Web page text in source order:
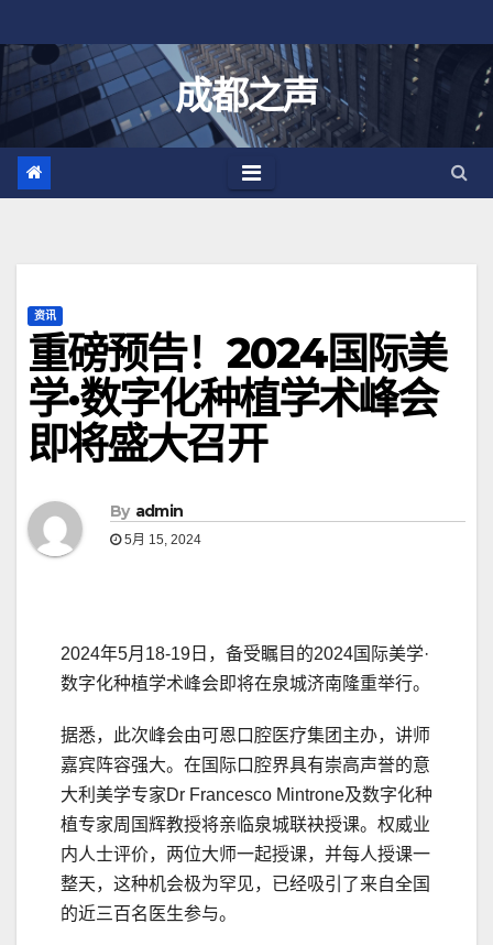
至
成都之声
资讯
重磅预告！2024国际美
学·数字化种植学术峰会
即将盛大召开
By admin
5月 15, 2024
2024年5月18-19日，备受瞩目的2024国际美学·
数字化种植学术峰会即将在泉城济南隆重举行。
据悉，此次峰会由可恩口腔医疗集团主办，讲师
嘉宾阵容强大。在国际口腔界具有崇高声誉的意
大利美学专家Dr Francesco Mintrone及数字化种
植专家周国辉教授将亲临泉城联袂授课。权威业
内人士评价，两位大师一起授课，并每人授课一
整天，这种机会极为罕见，已经吸引了来自全国
的近三百名医生参与。